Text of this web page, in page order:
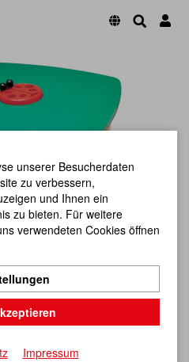
unserer Besucherdaten
zu verbessern,
und Ihnen ein
zu bieten. Für weitere
verwendeten Cookies öffnen
Impressum